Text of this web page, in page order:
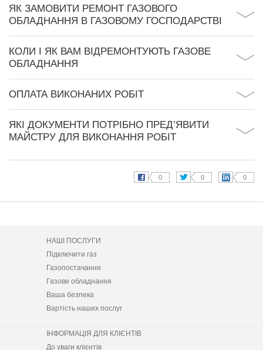
ЯК ЗАМОВИТИ РЕМОНТ ГАЗОВОГО
ОБЛАДНАННЯ В ГАЗОВОМУ ГОСПОДАРСТВІ
КОЛИ І ЯК ВАМ ВІДРЕМОНТУЮТЬ ГАЗОВЕ
ОБЛАДНАННЯ
ОПЛАТА ВИКОНАНИХ РОБІТ
ЯКІ ДОКУМЕНТИ ПОТРІБНО ПРЕД’ЯВИТИ
МАЙСТРУ ДЛЯ ВИКОНАННЯ РОБІТ
НАШІ ПОСЛУГИ
Підключити газ
Газопостачання
Газове обладнання
Ваша безпека
Вартість наших послуг
ІНФОРМАЦІЯ ДЛЯ КЛІЄНТІВ
До уваги клієнтів